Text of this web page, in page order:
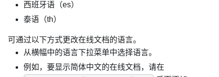
西班牙语（es）
泰语（th）
可通过以下方式更改在线文档的语言。
从横幅中的语言下拉菜单中选择语言。
例如，要显示简体中文的在线文档，请在